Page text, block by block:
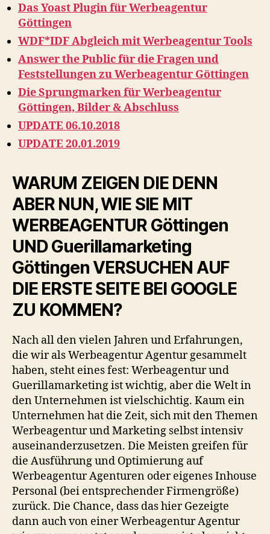
Das Yoast Plugin für Werbeagentur
Göttingen
WDF*IDF Abgleich mit Werbeagentur Tools
Answer the Public für die Fragen und
Feststellungen zu Werbeagentur Göttingen
Die Sprungmarken für Werbeagentur
Göttingen, Bilder & Abschluss
UPDATE 06.10.2018
UPDATE 20.01.2019
WARUM ZEIGEN DIE DENN
ABER NUN, WIE SIE MIT
WERBEAGENTUR Göttingen
UND Guerillamarketing
Göttingen VERSUCHEN AUF
DIE ERSTE SEITE BEI GOOGLE
ZU KOMMEN?
Nach all den vielen Jahren und Erfahrungen,
die wir als Werbeagentur Agentur gesammelt
haben, steht eines fest: Werbeagentur und
Guerillamarketing ist wichtig, aber die Welt in
den Unternehmen ist vielschichtig. Kaum ein
Unternehmen hat die Zeit, sich mit den Themen
Werbeagentur und Marketing selbst intensiv
auseinanderzusetzen. Die Meisten greifen für
die Ausführung und Optimierung auf
Werbeagentur Agenturen oder eigenes Inhouse
Personal (bei entsprechender Firmengröße)
zurück. Die Chance, dass das hier Gezeigte
dann auch von einer Werbeagentur Agentur